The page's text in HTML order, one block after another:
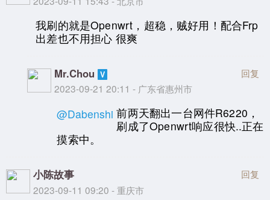
我刷的就是Openwrt，超稳，贼好用！配合Frp
出差也不用担心 很爽
Mr.Chou
2023-09-21 20:11 - 广东省惠州市
回复
@Dabenshi 前两天翻出一台网件R6220，
刷成了Openwrt响应很快..正在
摸索中。
小陈故事
2023-09-11 09:20 - 重庆市
回复